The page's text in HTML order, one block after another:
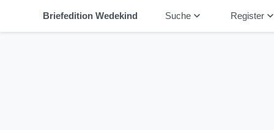
Briefedition Wedekind Suchekeyboard_arrow_down Registerkeyboard_arrow_down